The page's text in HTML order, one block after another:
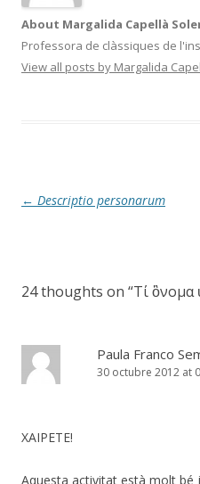
About Margalida Capellà
Professora de clàssiques de
View all posts by Margalida
Post
← Descriptio personarum
24 thoughts on “Τί ὂνομα
Paula Franco
30 octubre 2012 at
ΧΑΙΡΕΤΕ!
Aquesta activitat està molt bé